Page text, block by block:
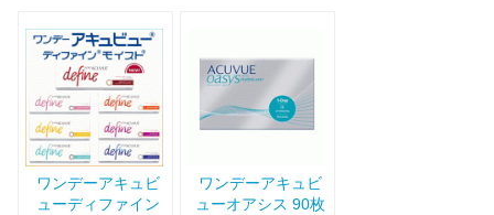
ワンデーアキュビ
ューディファイン
ワンデーアキュビ
ューオアシス 90枚